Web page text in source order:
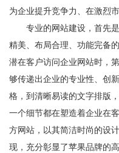
为企业提升竞争力、在激烈
专业的网站建设，首先
精美、布局合理、功能完备
潜在客户访问企业网站时，
够传递出企业的专业性、创
格，到清晰易读的文字排版
一个细节都在塑造着企业在
方网站，以其简洁时尚的设
现，充分彰显了苹果品牌的